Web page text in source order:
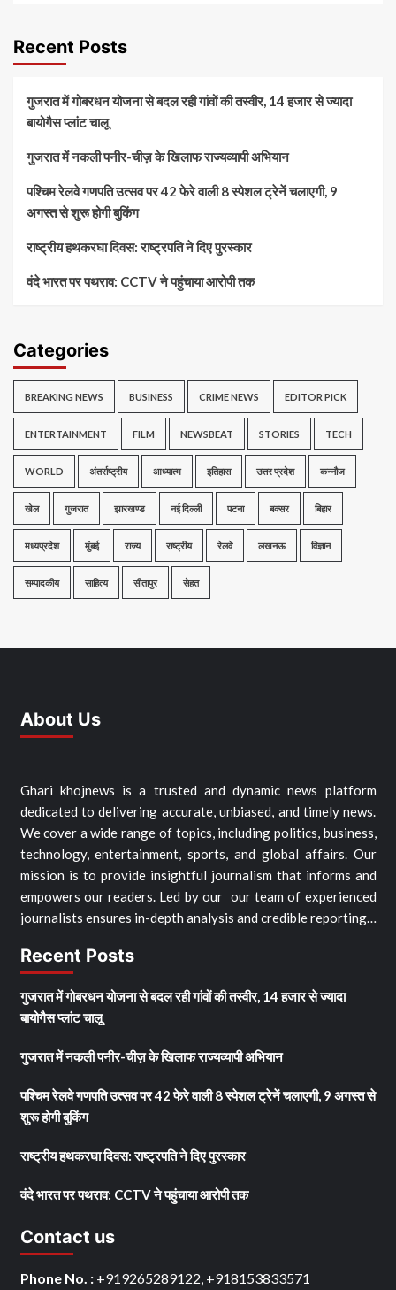
Recent Posts
गुजरात में गोबरधन योजना से बदल रही गांवों की तस्वीर, 14 हजार से ज्यादा
बायोगैस प्लांट चालू
गुजरात में नकली पनीर-चीज़ के खिलाफ राज्यव्यापी अभियान
पश्चिम रेलवे गणपति उत्सव पर 42 फेरे वाली 8 स्पेशल ट्रेनें चलाएगी, 9
अगस्त से शुरू होगी बुकिंग
राष्ट्रीय हथकरघा दिवस: राष्ट्रपति ने दिए पुरस्कार
वंदे भारत पर पथराव: CCTV ने पहुंचाया आरोपी तक
Categories
BREAKING NEWS BUSINESS CRIME NEWS EDITOR PICK
ENTERTAINMENT FILM NEWSBEAT STORIES TECH
WORLD अंतर्राष्ट्रीय आध्यात्म इतिहास उत्तर प्रदेश कन्नौज
खेल गुजरात झारखण्ड नई दिल्ली पटना बक्सर बिहार
मध्यप्रदेश मुंबई राज्य राष्ट्रीय रेलवे लखनऊ विज्ञान
सम्पादकीय साहित्य सीतापुर सेहत
About Us
Ghari khojnews is a trusted and dynamic news platform
dedicated to delivering accurate, unbiased, and timely news.
We cover a wide range of topics, including politics, business,
technology, entertainment, sports, and global affairs. Our
mission is to provide insightful journalism that informs and
empowers our readers. Led by our our team of experienced
journalists ensures in-depth analysis and credible reporting…
Recent Posts
गुजरात में गोबरधन योजना से बदल रही गांवों की तस्वीर, 14 हजार से ज्यादा
बायोगैस प्लांट चालू
गुजरात में नकली पनीर-चीज़ के खिलाफ राज्यव्यापी अभियान
पश्चिम रेलवे गणपति उत्सव पर 42 फेरे वाली 8 स्पेशल ट्रेनें चलाएगी, 9 अगस्त से
शुरू होगी बुकिंग
राष्ट्रीय हथकरघा दिवस: राष्ट्रपति ने दिए पुरस्कार
वंदे भारत पर पथराव: CCTV ने पहुंचाया आरोपी तक
Contact us
Phone No. : +919265289122, +918153833571